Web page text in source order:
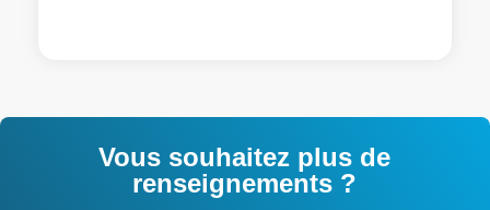
Vous souhaitez plus de
renseignements ?